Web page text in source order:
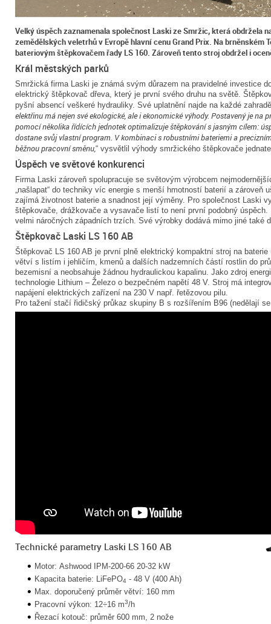
Velký úspěch zaznamenala společnost Laski ze Smržic, která obdržela
zemědělských veletrhů v Evropě hlavní cenu Grand Prix. Na brněnském
bateriovým štěpkovačem řady LS 160. Zároveň tento stroj obdržel i
Král městských parků
Smržická firma Laski je známá svým důrazem na pravidelné investice
elektrický štěpkovač dřeva, který je první svého druhu na světě.
pyšní absencí veškeré hydrauliky. Své uplatnění najde na každé
elektřinu má nejen své ekologické, ale i ekonomické výhody. Postavený je na
pomocí několika řídících jednotek optimalizuje štěpkování s jasným cílem:
dostane svůj vlastní program. V kombinaci s robustními bateriemi a
běžnou pracovní směnu,“ vysvětlil výhody smržického štěpkovače
Úspěch ve světové konkurenci
Firma Laski zároveň spolupracuje se světovým výrobcem
„našlapat“ do techniky víc energie s menší hmotností baterií a zároveň
zajímá životnost baterie a snadnost její výměny. Pro společnost Laski
štěpkovače, drážkovače a vysavače listí to není první podobný
velmi náročných západních trzích. Své výrobky dodává mimo jiné také
Štěpkovač Laski LS 160 AB
Štěpkovač LS 160 AB je první plně elektrický kompaktní stroj na
větví s listím i jehličím, kmenů a dalších nadzemních částí rostlin do
bezemisní a neobsahuje žádnou hydraulickou kapalinu. Jako zdroj
technologie Lithium – Železo o bezpečném napětí 48 V. Stroj má
napájení elektrických zařízení na 230 V např. řetězovou pilu.
Pro tažení stačí řidičský průkaz skupiny B s rozšířením B96 (nedělají
Technické parametry Laski LS 160 AB
Motor: Ashwood IPM-200-66 20-32 kW
Kapacita baterie: LiFePO4 - 48 V (400 Ah)
Max. doporučený průměr větví: 160 mm
Pracovní výkon: 12÷16 m3/h
Řezací kotouč: průměr 600 mm, 2 nože